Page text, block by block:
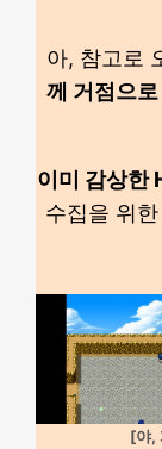
아, 참고로
께 거점으로
이미 감상한
수집을 위
[야,